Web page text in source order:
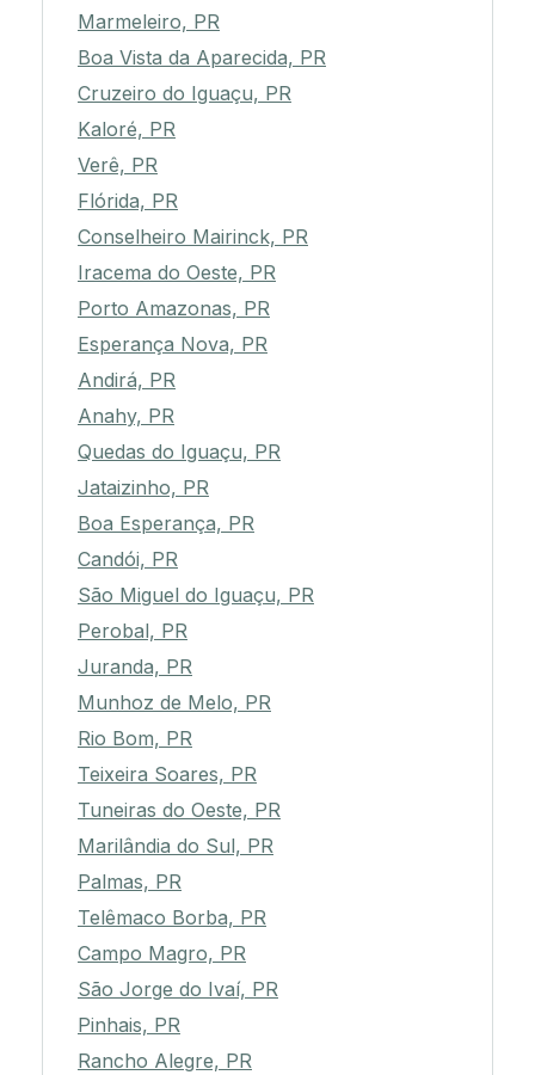
Marmeleiro, PR
Boa Vista da Aparecida, PR
Cruzeiro do Iguaçu, PR
Kaloré, PR
Verê, PR
Flórida, PR
Conselheiro Mairinck, PR
Iracema do Oeste, PR
Porto Amazonas, PR
Esperança Nova, PR
Andirá, PR
Anahy, PR
Quedas do Iguaçu, PR
Jataizinho, PR
Boa Esperança, PR
Candói, PR
São Miguel do Iguaçu, PR
Perobal, PR
Juranda, PR
Munhoz de Melo, PR
Rio Bom, PR
Teixeira Soares, PR
Tuneiras do Oeste, PR
Marilândia do Sul, PR
Palmas, PR
Telêmaco Borba, PR
Campo Magro, PR
São Jorge do Ivaí, PR
Pinhais, PR
Rancho Alegre, PR